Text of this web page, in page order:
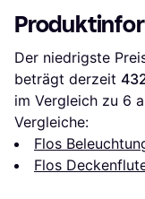
Der niedrigste
beträgt derzeit
im Vergleich zu 6
Vergleiche:
Flos
Flos